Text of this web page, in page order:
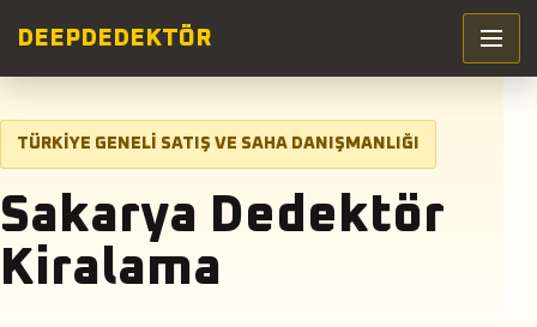
DEEP DEDEKTÖR
TÜRKIYE GENELI SATIŞ VE SAHA DANIŞMANLIĞI
Sakarya Dedektör
Kiralama